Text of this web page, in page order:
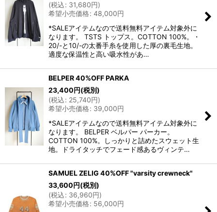
(税込: 31,680円)
希望小売価格: 48,000円
*SALEアイテムなので送料無料アイテム対象外に
なります。 TSTS トップス。COTTON 100%。・
20/-と10/-の太番手糸を使用した厚の裏毛生地。
適度な保温性と高い吸水性があ…
BELPER 40%OFF PARKA
23,400円(税別)
(税込: 25,740円)
希望小売価格: 39,000円
*SALEアイテムなので送料無料アイテム対象外に
なります。 BELPER ベルパー パーカー。
COTTON 100%。しっかりと詰めたスウェット生
地。ドライタッチでフェード感あるヴィンテ…
SAMUEL ZELIG 40%OFF "varsity crewneck"
33,600円(税別)
(税込: 36,960円)
希望小売価格: 56,000円